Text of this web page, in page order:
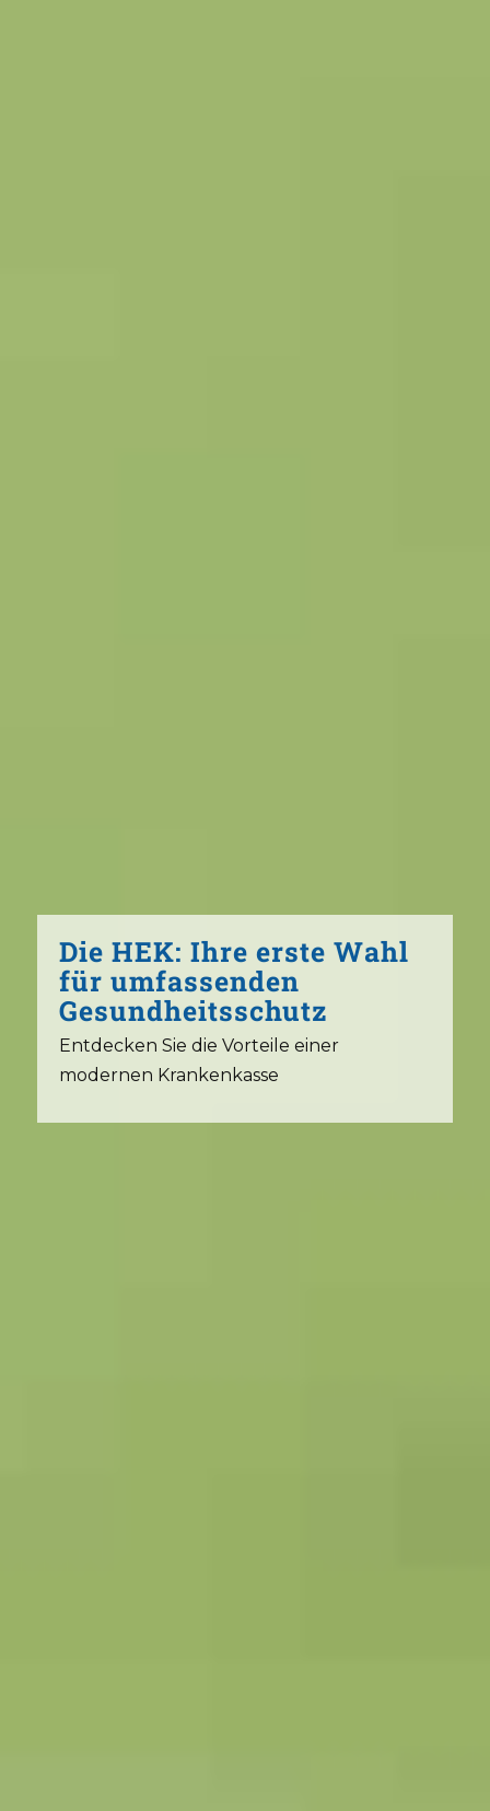
Die HEK: Ihre erste Wahl
für umfassenden
Gesundheitsschutz
Entdecken Sie die Vorteile einer
modernen Krankenkasse